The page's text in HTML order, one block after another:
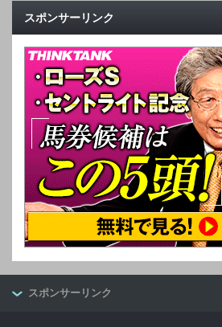
スポンサーリンク
スポンサーリンク